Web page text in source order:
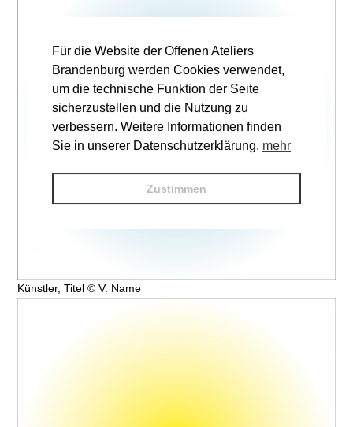
Künstler, Titel © V. Name
Für die Website der Offenen Ateliers
Brandenburg werden Cookies verwendet,
um die technische Funktion der Seite
sicherzustellen und die Nutzung zu
verbessern. Weitere Informationen finden
Sie in unserer Datenschutzerklärung. mehr
Zustimmen